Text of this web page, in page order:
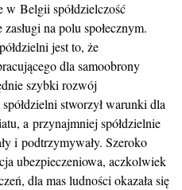
w Belgii spółdzielczość
na polu społecznym.
jest to, że
dla samoobrony
szybki rozwój
stworzył warunki dla
a przynajmniej spółdzielnie
i podtrzymywały. Szeroko
ubezpieczeniowa, aczkolwiek
dla mas ludności okazała się